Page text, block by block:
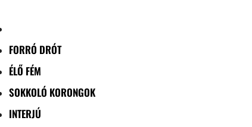
FORRÓ DRÓT
ÉLŐ FÉM
SOKKOLÓ KORONGOK
INTERJÚ